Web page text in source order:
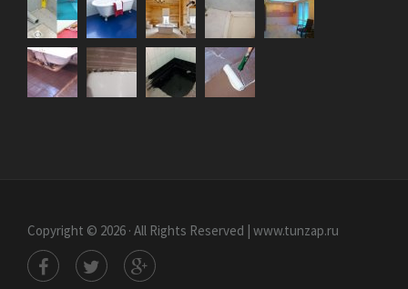
Copyright © 2026 · All Rights Reserved | www.tunzap.ru